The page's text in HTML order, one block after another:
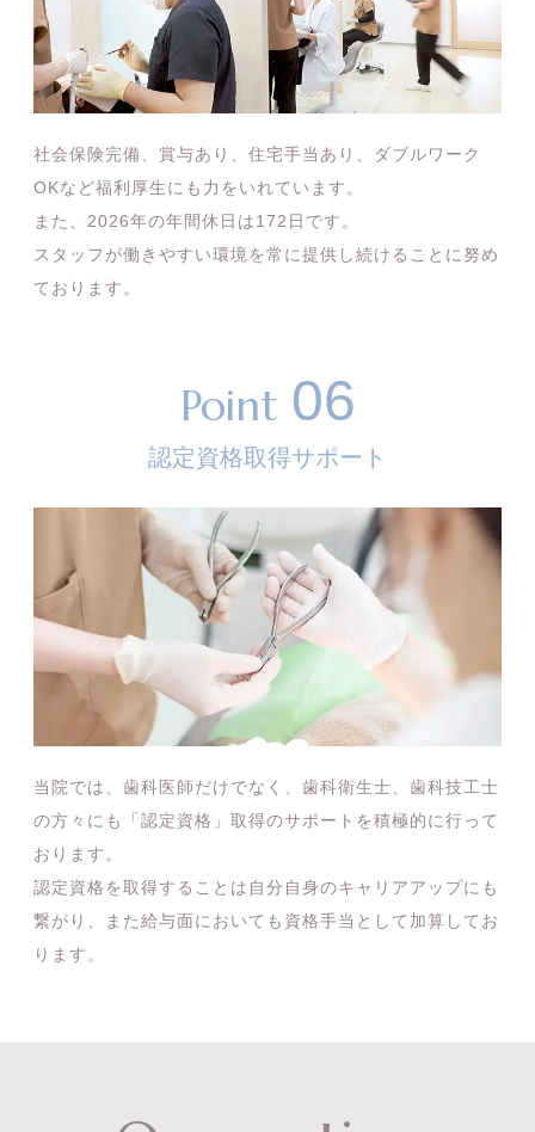
社会保険完備、賞与あり、住宅手当あり、ダブルワーク
OKなど福利厚生にも力をいれています。
また、2026年の年間休日は172日です。
スタッフが働きやすい環境を常に提供し続けることに努め
ております。
Point 06
認定資格取得サポート
当院では、歯科医師だけでなく、歯科衛生士、歯科技工士
の方々にも「認定資格」取得のサポートを積極的に行って
おります。
認定資格を取得することは自分自身のキャリアアップにも
繋がり、また給与面においても資格手当として加算してお
ります。